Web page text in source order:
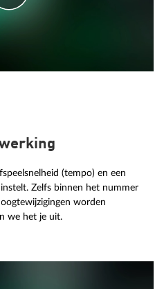
(tempo) en een
Zelfs binnen het nummer
worden
we het je uit.